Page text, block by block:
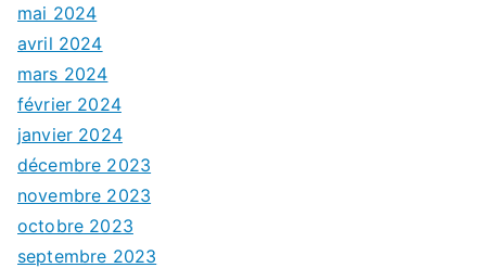
mai 2024
avril 2024
mars 2024
février 2024
janvier 2024
décembre 2023
novembre 2023
octobre 2023
septembre 2023